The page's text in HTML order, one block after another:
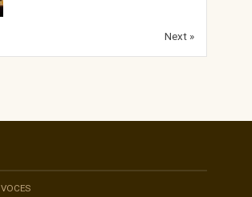
Next »
VOCES